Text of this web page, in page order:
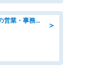
＞
09月開始/総合設備会社での営業・事務のお仕事/車通勤可/賞与あり/営業/営業事務